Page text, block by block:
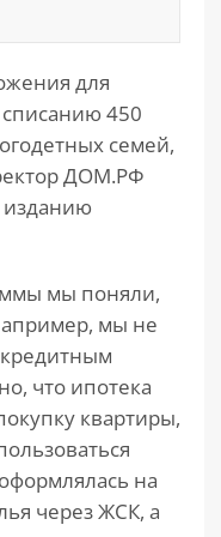
для
450
семей,
ДОМ.РФ
мы поняли,
мы не
что ипотека
квартиры,
на
через ЖСК, а